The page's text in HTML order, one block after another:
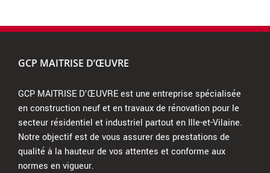
GCP MAITRISE D’ŒUVRE
GCP MAITRISE D’ŒUVRE est une entreprise spécialisée
en construction neuf et en travaux de rénovation pour le
secteur résidentiel et industriel partout en Ille-et-Vilaine.
Notre objectif est de vous assurer des prestations de
qualité à la hauteur de vos attentes et conforme aux
normes en vigueur.